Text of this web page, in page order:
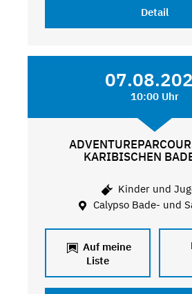
Detail
10:00 Uhr
KARIBISCHEN
Kinder und
Calypso Bade- und
Auf meine
Liste